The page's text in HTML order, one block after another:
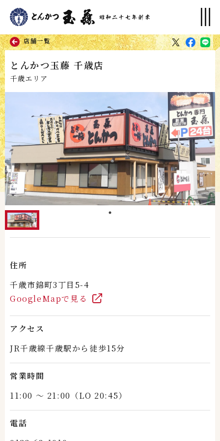
店舗一覧
とんかつ玉藤 千歳店
千歳エリア
住所
千歳市錦町3丁目5-4
GoogleMapで見る
アクセス
JR千歳線千歳駅から徒歩15分
営業時間
11:00 ～ 21:00（LO 20:45）
電話